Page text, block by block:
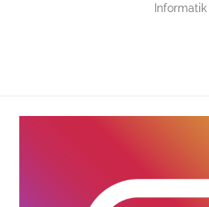
Informatik